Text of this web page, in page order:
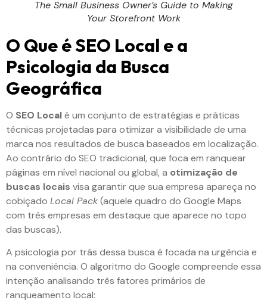
The Small Business Owner’s Guide to Making
Your Storefront Work
O Que é SEO Local e a
Psicologia da Busca
Geográfica
O SEO Localé um conjunto de estratégias e práticas
técnicas projetadas para otimizar a visibilidade de uma
marca nos resultados de busca baseados em localização.
Ao contrário do SEO tradicional, que foca em ranquear
páginas em nível nacional ou global, a otimização de
buscas locais visa garantir que sua empresa apareça no
cobiçado Local Pack(aquele quadro do Google Maps
com três empresas em destaque que aparece no topo
das buscas).
A psicologia por trás dessa busca é focada na urgência e
na conveniência. O algoritmo do Google compreende essa
intenção analisando três fatores primários de
ranqueamento local: